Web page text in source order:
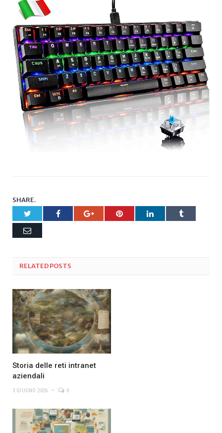
SHARE.
Twitter Facebook Google+Pinterest LinkedIn Tumblr
Email
RELATEDPOSTS
Storia delle reti intranet
aziendali
3 GIUGNO 2026 0